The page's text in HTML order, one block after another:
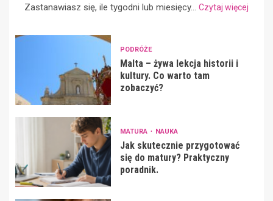
Zastanawiasz się, ile tygodni lub miesięcy... Czytaj więcej
PODRÓŻE
Malta – żywa lekcja historii i
kultury. Co warto tam
zobaczyć?
MATURA NAUKA
Jak skutecznie przygotować
się do matury? Praktyczny
poradnik.